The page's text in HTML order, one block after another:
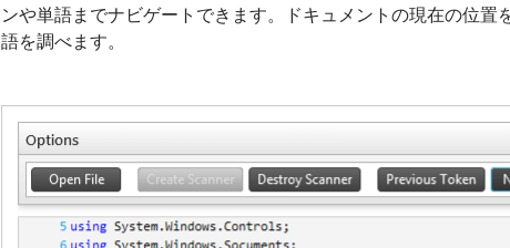
ンや単語までナビゲートできます。ドキュメントの現在の位
語を調べます。